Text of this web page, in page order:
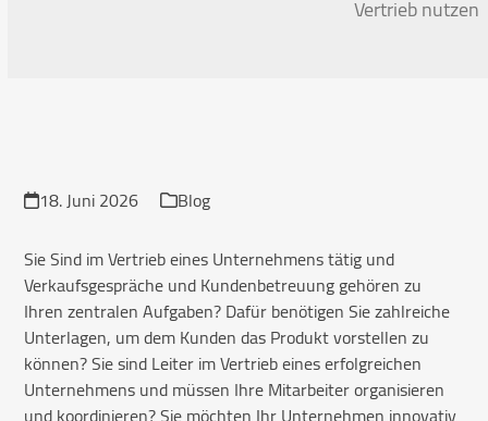
Vertrieb nutzen
18. Juni 2026
Blog
Sie Sind im Vertrieb eines Unternehmens tätig und
Verkaufsgespräche und Kundenbetreuung gehören zu
Ihren zentralen Aufgaben? Dafür benötigen Sie zahlreiche
Unterlagen, um dem Kunden das Produkt vorstellen zu
können? Sie sind Leiter im Vertrieb eines erfolgreichen
Unternehmens und müssen Ihre Mitarbeiter organisieren